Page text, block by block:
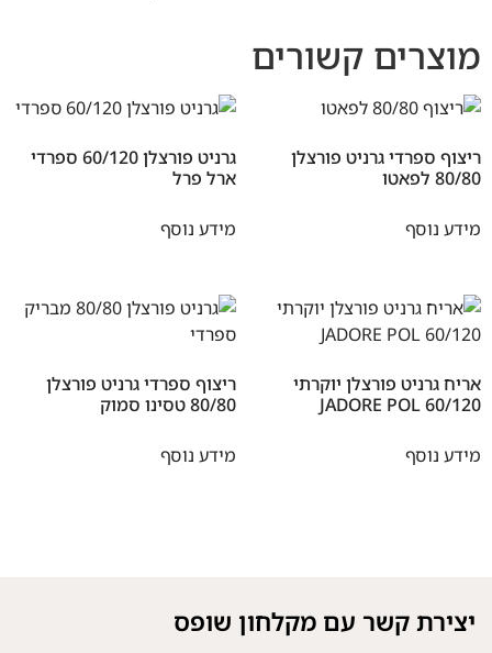
מוצרים קשורים
ריצוף ספרדי גרניט פורצלן
80/80 לפאטו
מידע נוסף
גרניט פורצלן 60/120 ספרדי
ארל פרל
מידע נוסף
אריח גרניט פורצלן יוקרתי
JADORE POL 60/120
מידע נוסף
ריצוף ספרדי גרניט פורצלן
80/80 טסינו סמוק
מידע נוסף
יצירת קשר עם מקלחון שופס